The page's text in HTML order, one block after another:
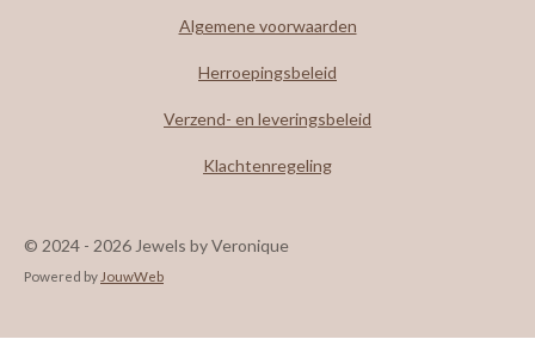
a
g
a
Algemene voorwaarden
Herroepingsbeleid
Verzend- en leveringsbeleid
Klachtenregeling
© 2024 - 2026 Jewels by Veronique
Powered by JouwWeb